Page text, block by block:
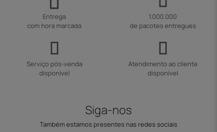
Entrega
com hora marcada
1.000.000
de pacotes entregues
Serviço pós-venda
disponível
Atendimento ao cliente
disponível
Siga-nos
Também estamos presentes nas redes sociais